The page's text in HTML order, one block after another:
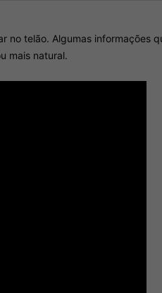
no telão. Algumas informações
mais natural.